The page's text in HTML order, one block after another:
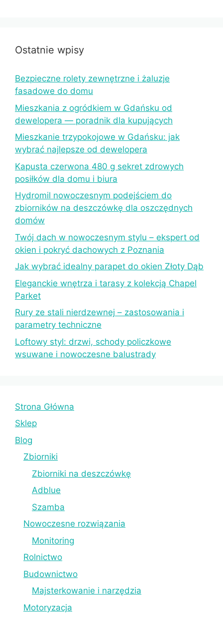
Ostatnie wpisy
Bezpieczne rolety zewnętrzne i żaluzje
fasadowe do domu
Mieszkania z ogródkiem w Gdańsku od
dewelopera — poradnik dla kupujących
Mieszkanie trzypokojowe w Gdańsku: jak
wybrać najlepsze od dewelopera
Kapusta czerwona 480 g sekret zdrowych
posiłków dla domu i biura
Hydromil nowoczesnym podejściem do
zbiorników na deszczówkę dla oszczędnych
domów
Twój dach w nowoczesnym stylu – ekspert od
okien i pokryć dachowych z Poznania
Jak wybrać idealny parapet do okien Złoty Dąb
Eleganckie wnętrza i tarasy z kolekcją Chapel
Parket
Rury ze stali nierdzewnej – zastosowania i
parametry techniczne
Loftowy styl: drzwi, schody policzkowe
wsuwane i nowoczesne balustrady
Strona Główna
Sklep
Blog
Zbiorniki
Zbiorniki na deszczówkę
Adblue
Szamba
Nowoczesne rozwiązania
Monitoring
Rolnictwo
Budownictwo
Majsterkowanie i narzędzia
Motoryzacja